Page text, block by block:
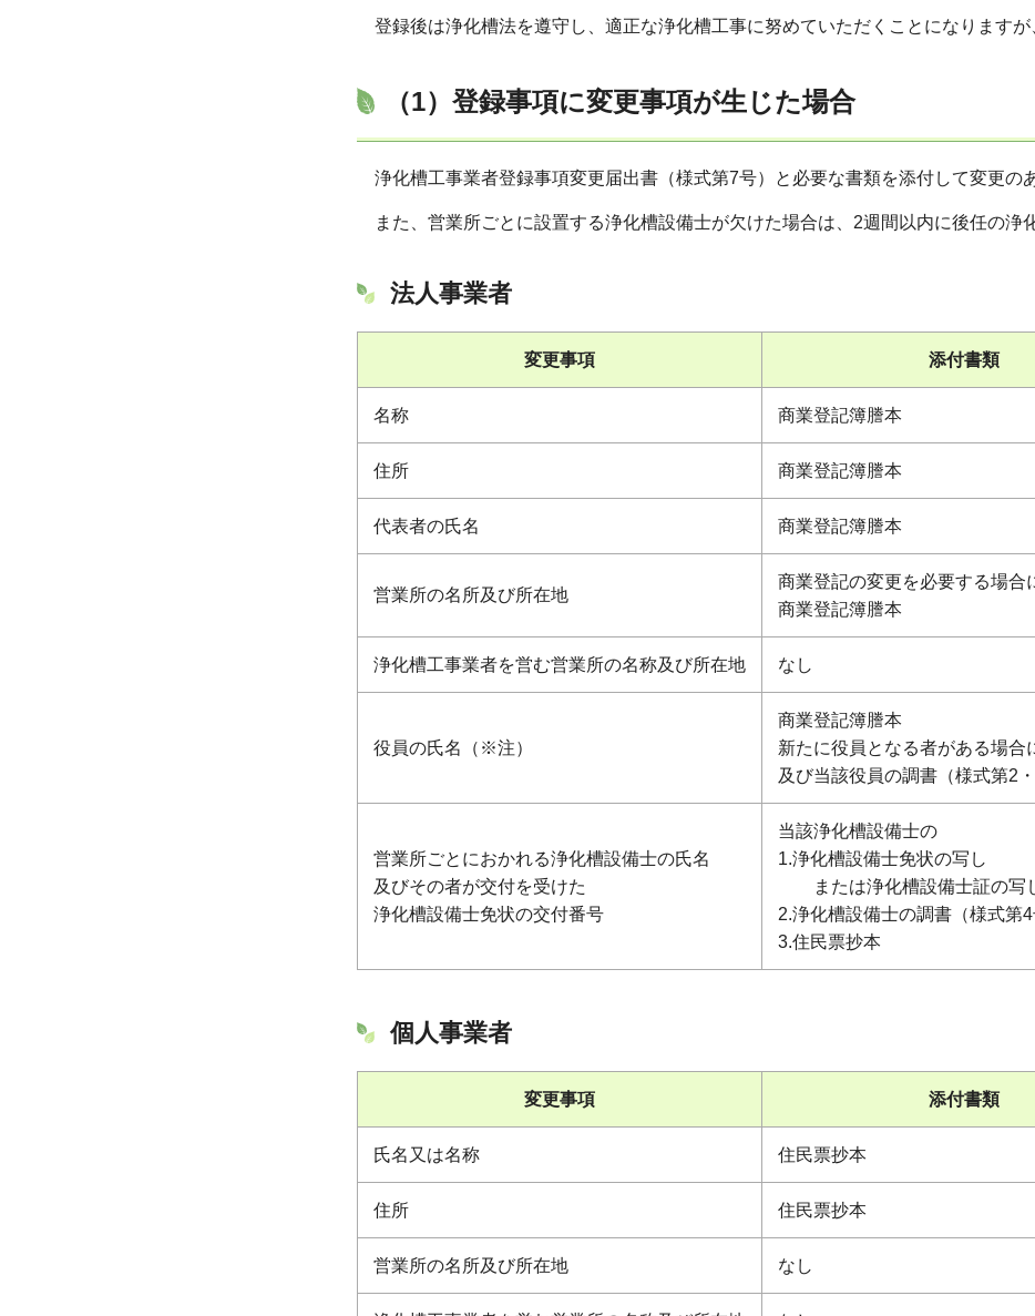
登録後は浄化槽法を遵守し、適正な浄化槽工事に努めていただくことになりますが
（1）登録事項に変更事項が生じた場合
浄化槽工事業者登録事項変更届出書（様式第7号）と必要な書類を添付して変更の
また、営業所ごとに設置する浄化槽設備士が欠けた場合は、2週間以内に後任の浄
法人事業者
変更事項 添付書類
名称 商業登記簿謄本
住所 商業登記簿謄本
代表者の氏名 商業登記簿謄本
営業所の名所及び所在地
商業登記の変更を必要する場合
商業登記簿謄本
浄化槽工事業者を営む営業所の名称及び所在地 なし
役員の氏名（※注）
商業登記簿謄本
新たに役員となる者がある場合
及び当該役員の調書（様式第2・
営業所ごとにおかれる浄化槽設備士の氏名
及びその者が交付を受けた
浄化槽設備士免状の交付番号
当該浄化槽設備士の
1.浄化槽設備士免状の写し
または浄化槽設備士証の写
2.浄化槽設備士の調書（様式第4
3.住民票抄本
個人事業者
変更事項 添付書類
氏名又は名称 住民票抄本
住所 住民票抄本
営業所の名所及び所在地 なし